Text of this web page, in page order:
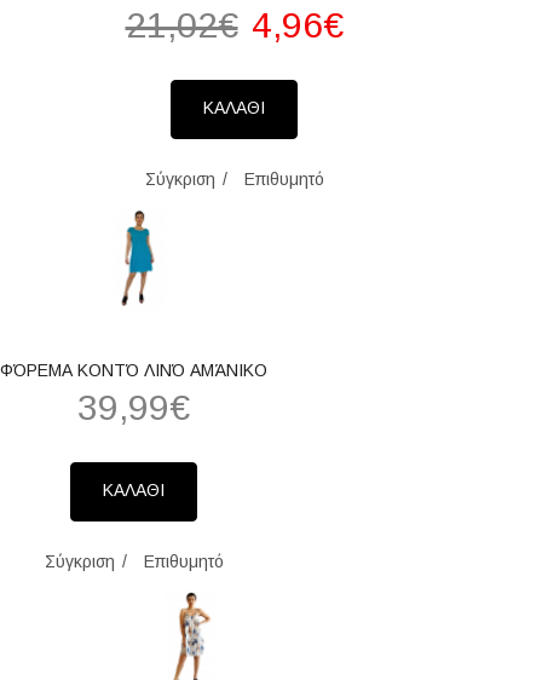
21,02€ 4,96€
ΚΑΛΑΘΙ
Σύγκριση Επιθυμητό
ΦΌΡΕΜΑ ΚΟΝΤΌ ΛΙΝΌ ΑΜΆΝΙΚΟ
39,99€
ΚΑΛΑΘΙ
Σύγκριση Επιθυμητό